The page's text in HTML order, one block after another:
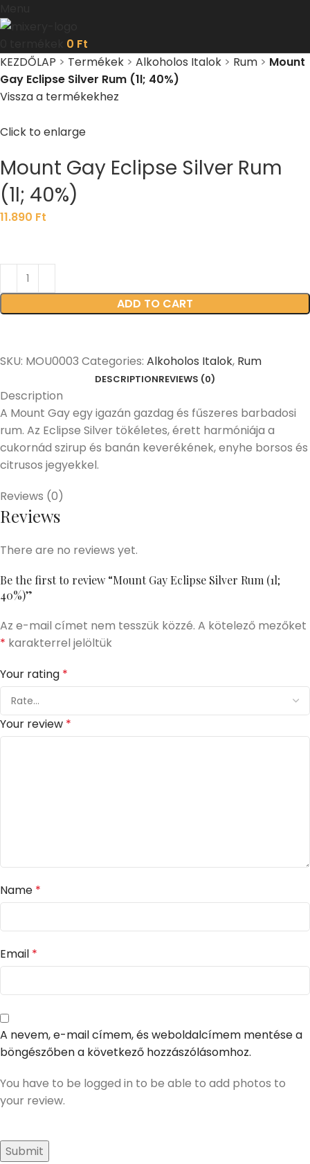
0 Ft
KEZDŐLAP > Termékek > Alkoholos Italok > Rum > Mount
Gay Eclipse Silver Rum (1l; 40%)
Vissza a termékekhez
Click to enlarge
Mount Gay Eclipse Silver Rum
(1l; 40%)
11.890 Ft
ADD TO CART
SKU: MOU0003 Categories: Alkoholos Italok, Rum
DESCRIPTIONREVIEWS (0)
Description
A Mount Gay egy igazán gazdag és fűszeres barbadosi
rum. Az Eclipse Silver tökéletes, érett harmóniája a
cukornád szirup és banán keverékének, enyhe borsos és
citrusos jegyekkel.
Reviews (0)
Reviews
There are no reviews yet.
Be the first to review “Mount Gay Eclipse Silver Rum (1l;
40%)”
Az e-mail címet nem tesszük közzé. A kötelező mezőket
* karakterrel jelöltük
Your rating *
Your review *
Name *
Email *
A nevem, e-mail címem, és weboldalcímem mentése a
böngészőben a következő hozzászólásomhoz.
You have to be logged in to be able to add photos to
your review.